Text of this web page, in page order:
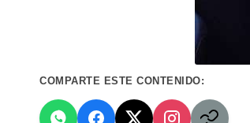
🔥
COMPARTE ESTE CONTENIDO: